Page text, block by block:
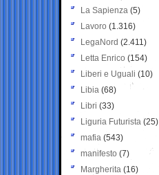
La Sapienza (5)
Lavoro (1.316)
LegaNord (2.411)
Letta Enrico (154)
Liberi e Uguali (10)
Libia (68)
Libri (33)
Liguria Futurista (25)
mafia (543)
manifesto (7)
Margherita (16)